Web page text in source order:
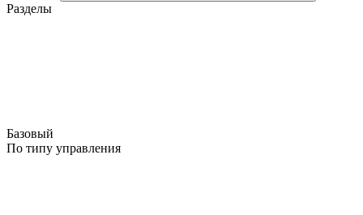
Разделы
Базовый
По типу управления